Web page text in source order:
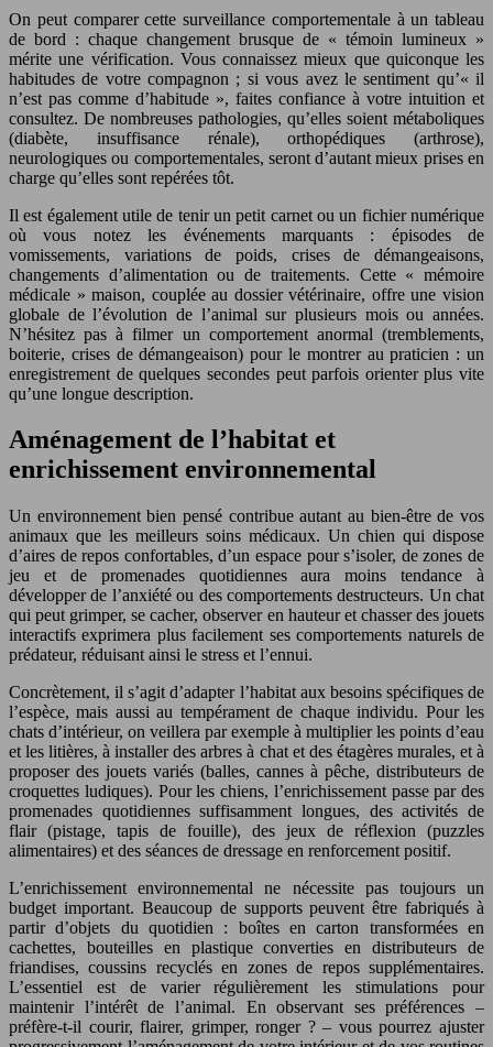
On peut comparer cette surveillance comportementale à un tableau
de bord : chaque changement brusque de « témoin lumineux »
mérite une vérification. Vous connaissez mieux que quiconque les
habitudes de votre compagnon ; si vous avez le sentiment qu’« il
n’est pas comme d’habitude », faites confiance à votre intuition et
consultez. De nombreuses pathologies, qu’elles soient métaboliques
(diabète, insuffisance rénale), orthopédiques (arthrose),
neurologiques ou comportementales, seront d’autant mieux prises en
charge qu’elles sont repérées tôt.
Il est également utile de tenir un petit carnet ou un fichier numérique
où vous notez les événements marquants : épisodes de
vomissements, variations de poids, crises de démangeaisons,
changements d’alimentation ou de traitements. Cette « mémoire
médicale » maison, couplée au dossier vétérinaire, offre une vision
globale de l’évolution de l’animal sur plusieurs mois ou années.
N’hésitez pas à filmer un comportement anormal (tremblements,
boiterie, crises de démangeaison) pour le montrer au praticien : un
enregistrement de quelques secondes peut parfois orienter plus vite
qu’une longue description.
Aménagement de l’habitat et
enrichissement environnemental
Un environnement bien pensé contribue autant au bien-être de vos
animaux que les meilleurs soins médicaux. Un chien qui dispose
d’aires de repos confortables, d’un espace pour s’isoler, de zones de
jeu et de promenades quotidiennes aura moins tendance à
développer de l’anxiété ou des comportements destructeurs. Un chat
qui peut grimper, se cacher, observer en hauteur et chasser des jouets
interactifs exprimera plus facilement ses comportements naturels de
prédateur, réduisant ainsi le stress et l’ennui.
Concrètement, il s’agit d’adapter l’habitat aux besoins spécifiques de
l’espèce, mais aussi au tempérament de chaque individu. Pour les
chats d’intérieur, on veillera par exemple à multiplier les points d’eau
et les litières, à installer des arbres à chat et des étagères murales, et à
proposer des jouets variés (balles, cannes à pêche, distributeurs de
croquettes ludiques). Pour les chiens, l’enrichissement passe par des
promenades quotidiennes suffisamment longues, des activités de
flair (pistage, tapis de fouille), des jeux de réflexion (puzzles
alimentaires) et des séances de dressage en renforcement positif.
L’enrichissement environnemental ne nécessite pas toujours un
budget important. Beaucoup de supports peuvent être fabriqués à
partir d’objets du quotidien : boîtes en carton transformées en
cachettes, bouteilles en plastique converties en distributeurs de
friandises, coussins recyclés en zones de repos supplémentaires.
L’essentiel est de varier régulièrement les stimulations pour
maintenir l’intérêt de l’animal. En observant ses préférences –
préfère-t-il courir, flairer, grimper, ronger ? – vous pourrez ajuster